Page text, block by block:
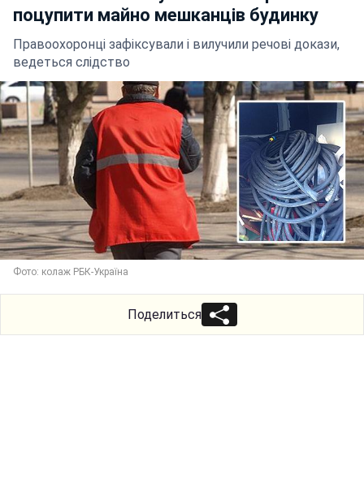
поцупити майно мешканців будинку
Правоохоронці зафіксували і вилучили речові докази,
ведеться слідство
Фото: колаж РБК-Україна
Поделиться